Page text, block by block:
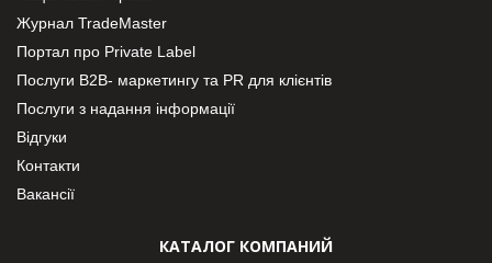
Журнал TradeMaster
Портал про Private Label
Послуги В2В- маркетингу та PR для клієнтів
Послуги з надання інформації
Відгуки
Контакти
Вакансії
КАТАЛОГ КОМПАНИЙ